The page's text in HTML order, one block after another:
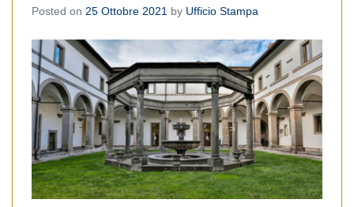
Posted on 25 Ottobre 2021 by Ufficio Stampa